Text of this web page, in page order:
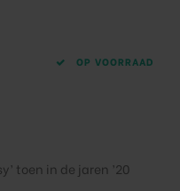
OP VOORRAAD
toen in de jaren ’20